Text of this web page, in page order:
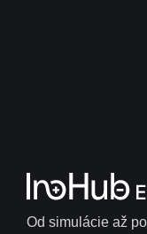
Od simulácie až